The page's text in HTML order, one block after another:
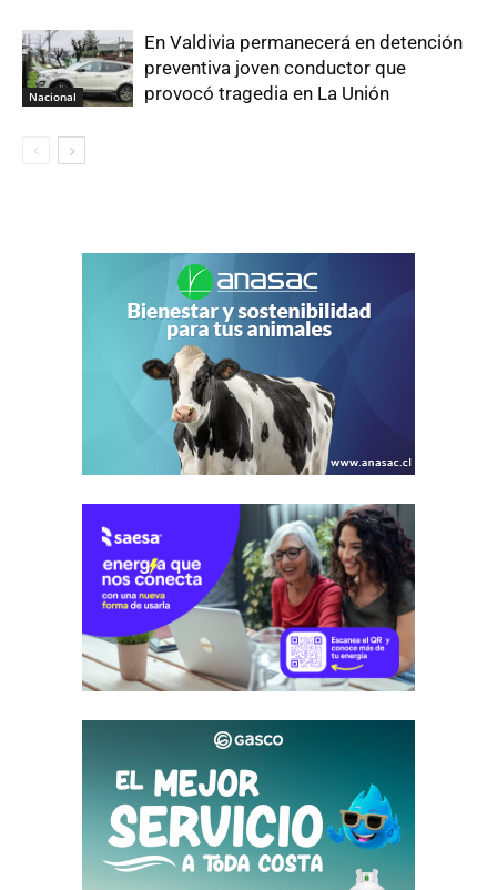
Nacional
En Valdivia permanecerá en detención
preventiva joven conductor que
provocó tragedia en La Unión